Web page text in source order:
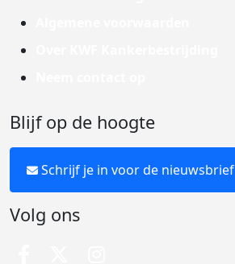
Blijf op de hoogte
Schrijf je in voor de nieuwsbrief
Volg ons